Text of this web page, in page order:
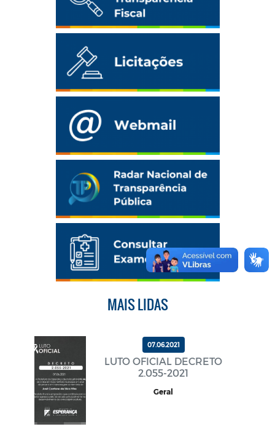
MAIS LIDAS
07.06.2021
LUTO OFICIAL DECRETO
2.055-2021
Geral